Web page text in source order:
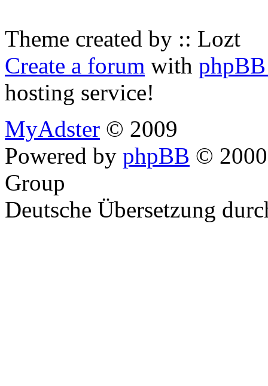
Theme created by :: Lozt
Create a forum with
hosting service!
MyAdster © 2009
Powered by phpBB ©
Group
Deutsche Übersetzung